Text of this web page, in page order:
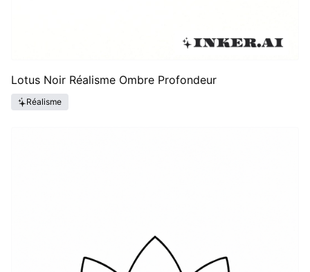
Lotus Noir Réalisme Ombre Profondeur
Réalisme